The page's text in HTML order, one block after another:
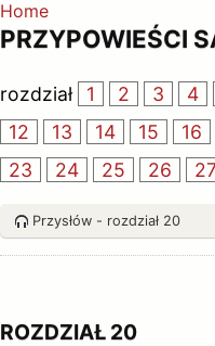
Home
PRZYPOWIEŚCI
rozdział 1 2 3 4
12
13 14 15 16
23
24 25 26 27
Przysłów - rozdział 20
ROZDZIAŁ 20